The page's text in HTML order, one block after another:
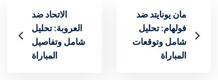
الاتحاد ضد
العروبة: تحليل
شامل وتفاصيل
المباراة
مان يونايتد ضد
فولهام: تحليل
شامل وتوقعات
المباراة